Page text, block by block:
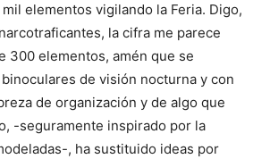
elementos vigilando la Feria. Digo,
la cifra me parece
300 elementos, amén que se
de visión nocturna y con
de organización y de algo que
-seguramente inspirado por la
, ha sustituido ideas por